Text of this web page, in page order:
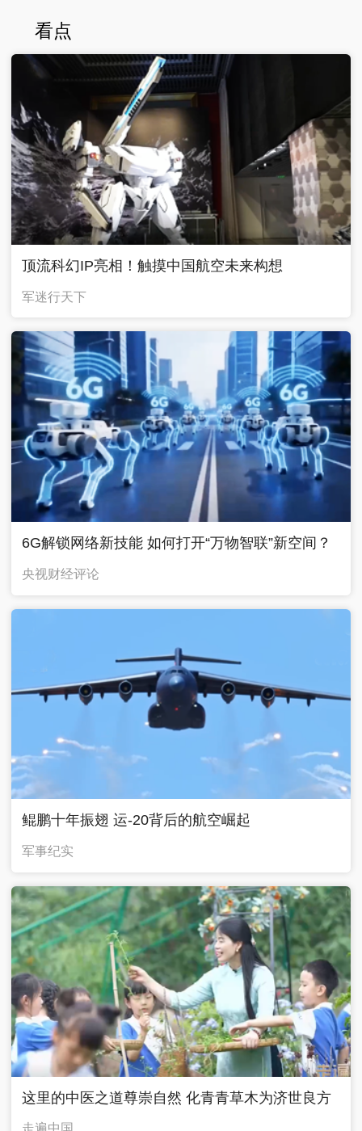
看点
顶流科幻IP亮相！触摸中国航空未来构想
军迷行天下
6G解锁网络新技能 如何打开“万物智联”新空间？
央视财经评论
鲲鹏十年振翅 运-20背后的航空崛起
军事纪实
这里的中医之道尊崇自然 化青青草木为济世良方